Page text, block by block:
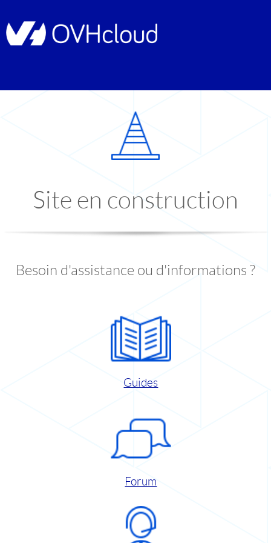
Site en construction
Besoin d'assistance ou d'informations ?
Guides
Forum